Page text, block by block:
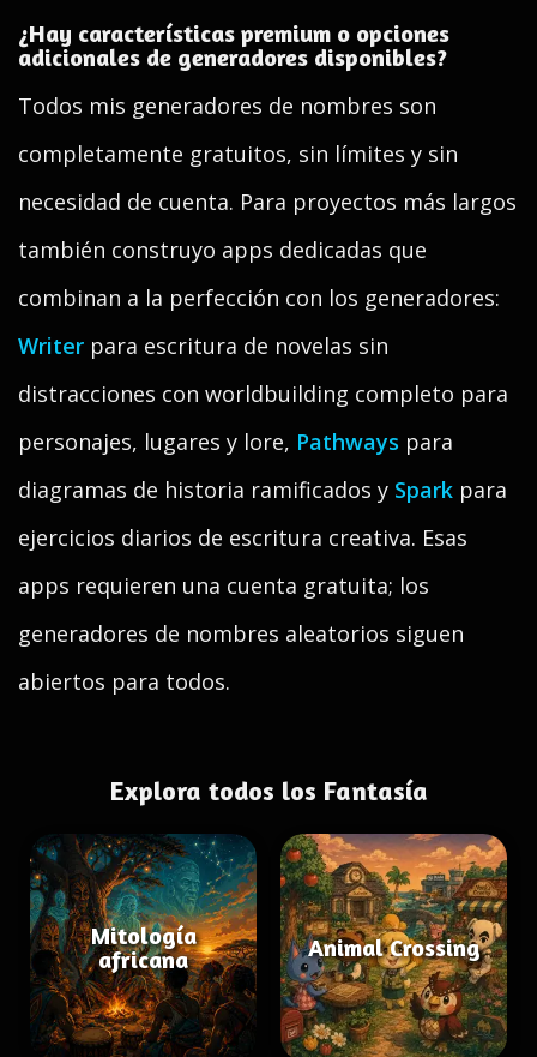
¿Hay características premium o opciones
adicionales de generadores disponibles?
Todos mis generadores de nombres son
completamente gratuitos, sin límites y sin
necesidad de cuenta. Para proyectos más largos
también construyo apps dedicadas que
combinan a la perfección con los generadores:
Writer para escritura de novelas sin
distracciones con worldbuilding completo para
personajes, lugares y lore, Pathways para
diagramas de historia ramificados y Spark para
ejercicios diarios de escritura creativa. Esas
apps requieren una cuenta gratuita; los
generadores de nombres aleatorios siguen
abiertos para todos.
Explora todos los Fantasía
Mitología
africana
Animal Crossing